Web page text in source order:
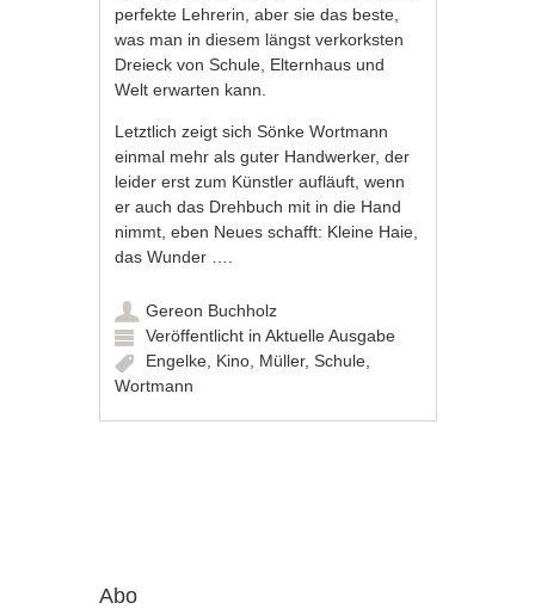
perfekte Lehrerin, aber sie das beste,
was man in diesem längst verkorksten
Dreieck von Schule, Elternhaus und
Welt erwarten kann.
Letztlich zeigt sich Sönke Wortmann
einmal mehr als guter Handwerker, der
leider erst zum Künstler aufläuft, wenn
er auch das Drehbuch mit in die Hand
nimmt, eben Neues schafft: Kleine Haie,
das Wunder ….
Gereon Buchholz
Veröffentlicht inAktuelle Ausgabe
Engelke Kino Müller,Schule
Wortmann
Abo